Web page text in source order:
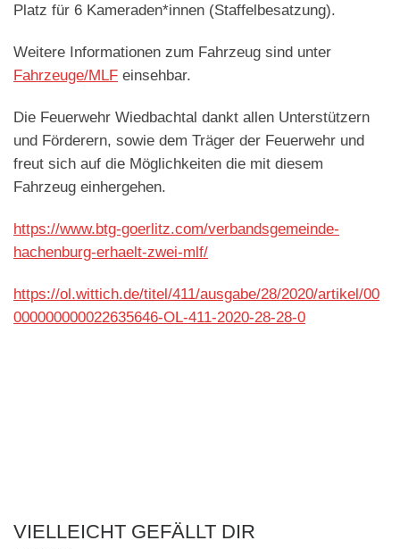
Platz für 6 Kameraden*innen (Staffelbesatzung).
Weitere Informationen zum Fahrzeug sind unter
Fahrzeuge/MLF einsehbar.
Die Feuerwehr Wiedbachtal dankt allen Unterstützern
und Förderern, sowie dem Träger der Feuerwehr und
freut sich auf die Möglichkeiten die mit diesem
Fahrzeug einhergehen.
https://www.btg-goerlitz.com/verbandsgemeinde-
hachenburg-erhaelt-zwei-mlf/
https://ol.wittich.de/titel/411/ausgabe/28/2020/artikel/00
000000000022635646-OL-411-2020-28-28-0
VIELLEICHT GEFÄLLT DIR